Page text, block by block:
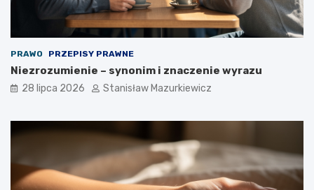
PRAWO PRZEPISY PRAWNE
Niezrozumienie – synonim i znaczenie wyrazu
28 lipca 2026 Stanisław Mazurkiewicz